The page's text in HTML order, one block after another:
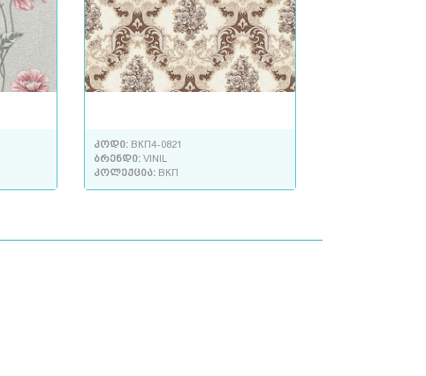
კოდი: ВКП4-0821
ბრენდი: VINIL
კოლექცია: ВКП